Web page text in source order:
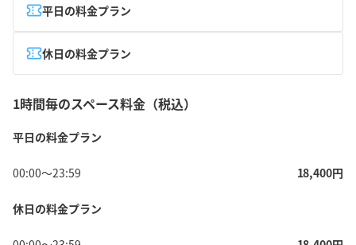
平日の料金プラン
休日の料金プラン
1時間毎のスペース料金（税込）
平日の料金プラン
00:00〜23:59 18,400円
休日の料金プラン